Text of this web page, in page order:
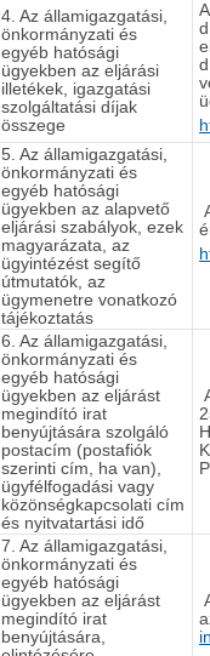
4. Az államigazgatási,
önkormányzati és
egyéb hatósági
ügyekben az eljárási
illetékek, igazgatási
szolgáltatási díjak
összege
5. Az államigazgatási,
önkormányzati és
egyéb hatósági
ügyekben az alapvető
eljárási szabályok, ezek
magyarázata, az
ügyintézést segítő
útmutatók, az
ügymenetre vonatkozó
tájékoztatás
6. Az államigazgatási,
önkormányzati és
egyéb hatósági
ügyekben az eljárást
megindító irat
benyújtására szolgáló
postacím (postafiók
szerinti cím, ha van),
ügyfélfogadási vagy
közönségkapcsolati cím
és nyitvatartási idő
7. Az államigazgatási,
önkormányzati és
egyéb hatósági
ügyekben az eljárást
megindító irat
benyújtására,